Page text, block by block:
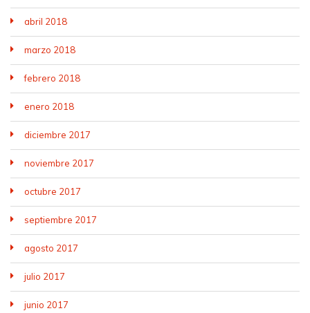
abril 2018
marzo 2018
febrero 2018
enero 2018
diciembre 2017
noviembre 2017
octubre 2017
septiembre 2017
agosto 2017
julio 2017
junio 2017